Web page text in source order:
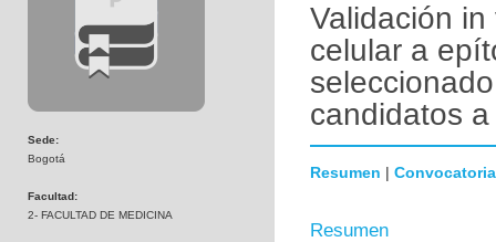
Sede:
Bogotá
Facultad:
2- FACULTAD DE MEDICINA
Validación
celular a
candidatos
Resumen | Convocatoria
Resumen